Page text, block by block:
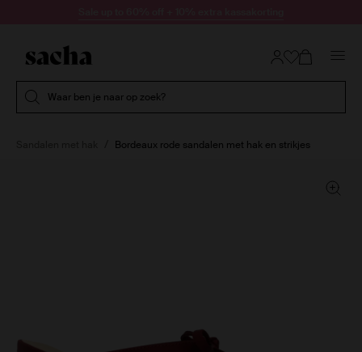
Waar ben je naar op zoek?
Bordeaux rode sandalen met hak en strikjes